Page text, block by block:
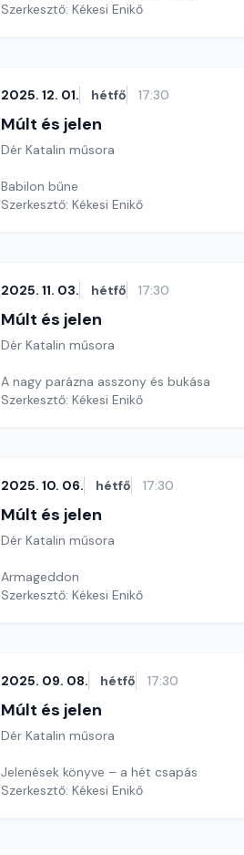
Szerkesztő: Kékesi Enikő
2025. 12. 01. hétfő 17:30
Múlt és jelen
Dér Katalin műsora
Babilon bűne
Szerkesztő: Kékesi Enikő
2025. 11. 03. hétfő 17:30
Múlt és jelen
Dér Katalin műsora
A nagy parázna asszony és bukása
Szerkesztő: Kékesi Enikő
2025. 10. 06. hétfő 17:30
Múlt és jelen
Dér Katalin műsora
Armageddon
Szerkesztő: Kékesi Enikő
2025. 09. 08. hétfő 17:30
Múlt és jelen
Dér Katalin műsora
Jelenések könyve – a hét csapás
Szerkesztő: Kékesi Enikő